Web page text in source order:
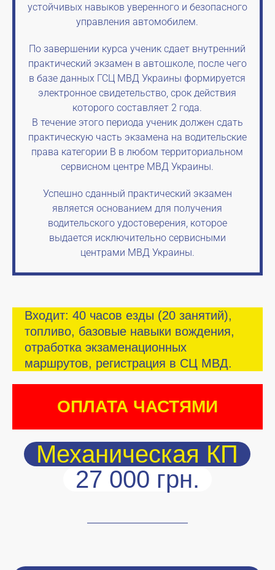
устойчивых навыков уверенного и безопасного
управления автомобилем.
По завершении курса ученик сдает внутренний
практический экзамен в автошколе, после чего
в базе данных ГСЦ МВД Украины формируется
электронное свидетельство, срок действия
которого составляет 2 года.
В течение этого периода ученик должен сдать
практическую часть экзамена на водительские
права категории B в любом территориальном
сервисном центре МВД Украины.
Успешно сданный практический экзамен
является основанием для получения
водительского удостоверения, которое
выдается исключительно сервисными
центрами МВД Украины.
Входит: 40 часов езды (20 занятий),
топливо, базовые навыки вождения,
отработка экзаменационных
маршрутов, регистрация в СЦ МВД.
ОПЛАТА ЧАСТЯМИ
Механическая КП
27 000 грн.